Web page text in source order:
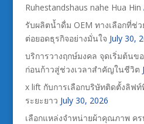
Ruhestandshaus nahe Hua Hin
รับผลิตน้ำดื่ม OEM ทางเลือกที่ช่
ต่อยอดธุรกิจอย่างมั่นใจ July 30,
บริการวางฤกษ์มงคล จุดเริ่มต้นข
ก่อนก้าวสู่ช่วงเวลาสำคัญในชีวิต
x lift กับการเลือกบริษัทติดตั้งลิฟ
ระยะยาว July 30, 2026
เลือกแหล่งจำหน่ายผ้าคุณภาพ ค